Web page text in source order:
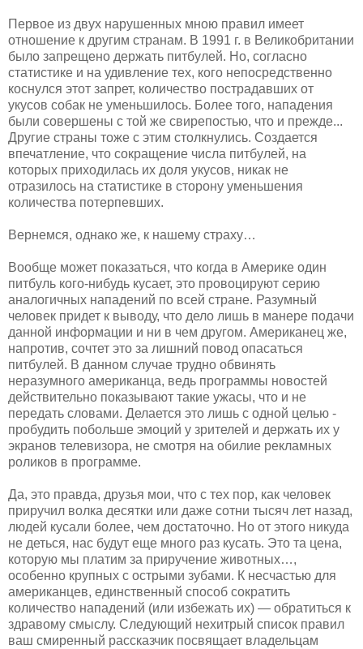
Первое из двух нарушенных мною правил имеет
отношение к другим странам. В 1991 г. в Великобритании
было запрещено держать питбулей. Но, согласно
статистике и на удивление тех, кого непосредственно
коснулся этот запрет, количество пострадавших от
укусов собак не уменьшилось. Более того, нападения
были совершены с той же свирепостью, что и прежде...
Другие страны тоже с этим столкнулись. Создается
впечатление, что сокращение числа питбулей, на
которых приходилась их доля укусов, никак не
отразилось на статистике в сторону уменьшения
количества потерпевших.
Вернемся, однако же, к нашему страху…
Вообще может показаться, что когда в Америке один
питбуль кого-нибудь кусает, это провоцируют серию
аналогичных нападений по всей стране. Разумный
человек придет к выводу, что дело лишь в манере подачи
данной информации и ни в чем другом. Американец же,
напротив, сочтет это за лишний повод опасаться
питбулей. В данном случае трудно обвинять
неразумного американца, ведь программы новостей
действительно показывают такие ужасы, что и не
передать словами. Делается это лишь с одной целью -
пробудить побольше эмоций у зрителей и держать их у
экранов телевизора, не смотря на обилие рекламных
роликов в программе.
Да, это правда, друзья мои, что с тех пор, как человек
приручил волка десятки или даже сотни тысяч лет назад,
людей кусали более, чем достаточно. Но от этого никуда
не деться, нас будут еще много раз кусать. Это та цена,
которую мы платим за приручение животных…,
особенно крупных с острыми зубами. К несчастью для
американцев, единственный способ сократить
количество нападений (или избежать их) — обратиться к
здравому смыслу. Следующий нехитрый список правил
ваш смиренный рассказчик посвящает владельцам